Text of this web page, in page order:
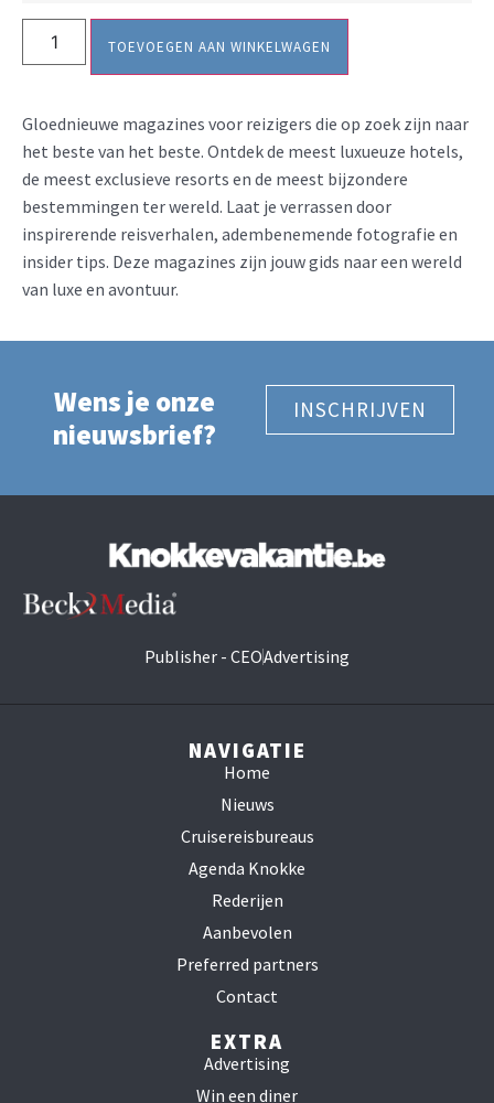
TOEVOEGEN AAN WINKELWAGEN
Gloednieuwe magazines voor reizigers die op zoek zijn naar
het beste van het beste. Ontdek de meest luxueuze hotels,
de meest exclusieve resorts en de meest bijzondere
bestemmingen ter wereld. Laat je verrassen door
inspirerende reisverhalen, adembenemende fotografie en
insider tips. Deze magazines zijn jouw gids naar een wereld
van luxe en avontuur.
Wens je onze
nieuwsbrief?
INSCHRIJVEN
Publisher - CEOAdvertising
NAVIGATIE
Home
Nieuws
Cruisereisbureaus
Agenda Knokke
Rederijen
Aanbevolen
Preferred partners
Contact
EXTRA
Advertising
Win een diner